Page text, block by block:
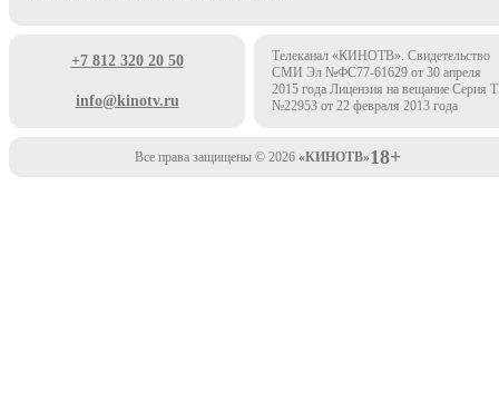
+7 812 320 20 50
info@kinotv.ru
Телеканал «КИНОТВ». Свидетельство
СМИ Эл №ФС77-61629 от 30 апреля
2015 года Лицензия на вещание Серия
№22953 от 22 февраля 2013 года
Все права защищены © 2026 «КИНОТВ»18+